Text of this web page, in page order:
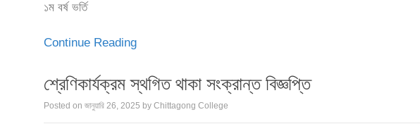
১ম বর্ষ ভর্তি
Continue Reading
শ্রেণিকার্যক্রম স্থগিত থাকা সংক্রান্ত বিজ্ঞপ্তি
Posted on জানুয়ারি 26, 2025 by Chittagong College